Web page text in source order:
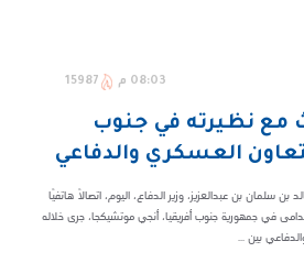
08:03 م 15987
مع نظيرته في جنوب
العسكري والدفاعي
سلمان بن عبدالعزيز، وزير الدفاع، اليوم، اتصالًا هاتفيًا
في جمهورية جنوب أفريقيا، أنجي موتشيكجا، جرى خلاله
بين ...